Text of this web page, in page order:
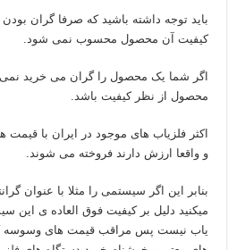
باید توجه داشته باشید که صرفا گران
کیفیت آن محصول محسوب نمی شود.
اگر شما یک محصول را گران می خرید نمی
محصول از نظر کیفیت باشد.
اکثر فلزیاب های موجود در ایران با قیمت
و واقعا ارزش دارند فروخته می شوند.
بنابر این اگر سیستمی را مثلا با عنوان
میکنید دلیل بر کیفیت فوق العاده ی این
یاب نیست پس مراقب قیمت های وسوسه